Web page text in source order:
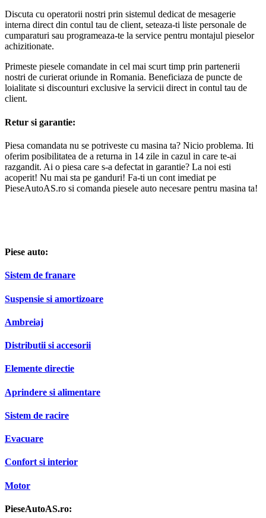
Discuta cu operatorii nostri prin sistemul dedicat de mesagerie
interna direct din contul tau de client, seteaza-ti liste personale de
cumparaturi sau programeaza-te la service pentru montajul pieselor
achizitionate.
Primeste piesele comandate in cel mai scurt timp prin partenerii
nostri de curierat oriunde in Romania. Beneficiaza de puncte de
loialitate si discounturi exclusive la servicii direct in contul tau de
client.
Retur si garantie:
Piesa comandata nu se potriveste cu masina ta? Nicio problema. Iti
oferim posibilitatea de a returna in 14 zile in cazul in care te-ai
razgandit. Ai o piesa care s-a defectat in garantie? La noi esti
acoperit! Nu mai sta pe ganduri! Fa-ti un cont imediat pe
PieseAutoAS.ro si comanda piesele auto necesare pentru masina ta!
Piese auto:
Sistem de franare
Suspensie si amortizoare
Ambreiaj
Distributii si accesorii
Elemente directie
Aprindere si alimentare
Sistem de racire
Evacuare
Confort si interior
Motor
PieseAutoAS.ro: